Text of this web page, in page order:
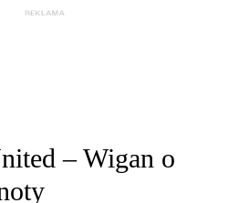
– Wigan o